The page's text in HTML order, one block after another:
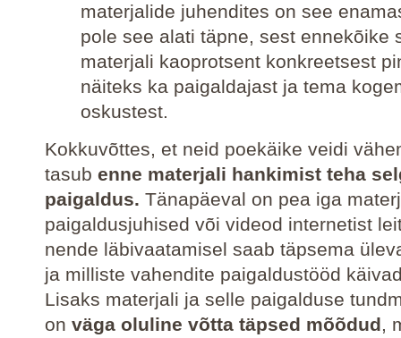
materjalide juhendites on see
pole see alati täpne, sest ennekõike
materjali kaoprotsent konkreetsest
näiteks ka paigaldajast ja tema
oskustest.
Kokkuvõttes, et neid poekäike veidi
tasub enne materjali hankimist teha
paigaldus. Tänapäeval on pea iga
paigaldusjuhised või videod internetist
nende läbivaatamisel saab täpsema
ja milliste vahendite paigaldustööd
Lisaks materjali ja selle paigalduse
on väga oluline võtta täpsed mõõdud,